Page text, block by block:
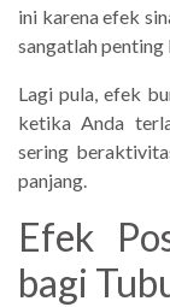
ini karena efek
sangatlah penting
Lagi pula, efek
ketika Anda
sering
panjang.
Efek
bagi